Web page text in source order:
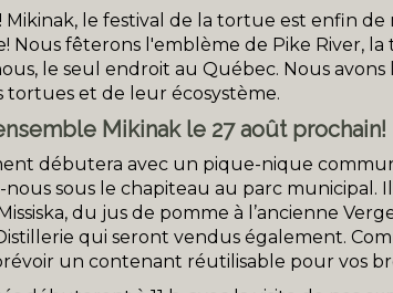
Mikinak, le festival de la tortue est enfin
Nous fêterons l'emblème de Pike River,
le seul endroit au Québec. Nous
tortues et de leur écosystème.
Mikinak le 27 août prochain!
débutera avec un pique-nique
sous le chapiteau au parc municipal.
du jus de pomme à l’ancienne
qui seront vendus également.
un contenant réutilisable pour vos